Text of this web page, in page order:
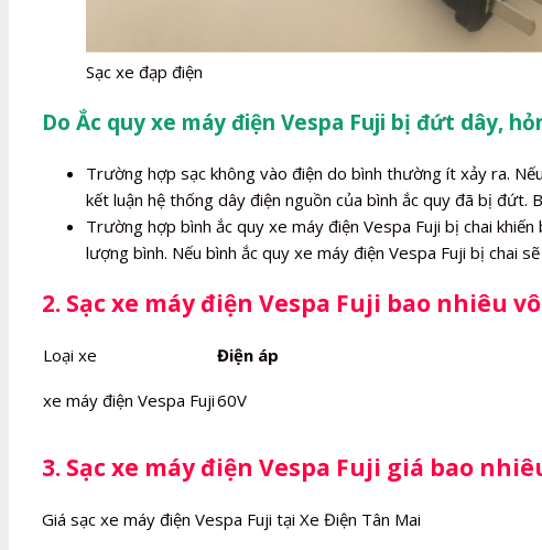
Sạc xe đạp điện
Do Ắc quy xe máy điện Vespa Fuji bị đứt dây,
Trường hợp sạc không vào điện do bình thường ít xảy ra.
kết luận hệ thống dây điện nguồn của bình ắc quy đã bị đứt.
Trường hợp bình ắc quy xe máy điện Vespa Fuji bị chai
lượng bình. Nếu bình ắc quy xe máy điện Vespa Fuji bị chai
2. Sạc xe máy điện Vespa Fuji bao nhiêu
Loại xe Điện áp
xe máy điện Vespa Fuji60V
3. Sạc xe máy điện Vespa Fuji giá bao
Giá sạc xe máy điện Vespa Fuji tại Xe Điện Tân Mai